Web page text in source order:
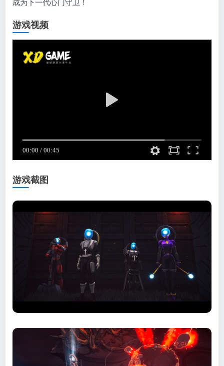
游戏视频
游戏截图